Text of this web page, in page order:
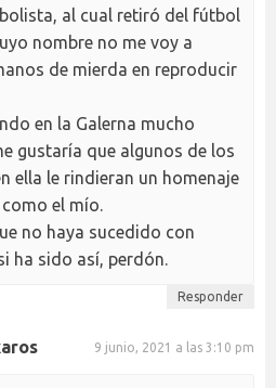
al cual retiró del fútbol
nombre no me voy a
de mierda en reproducir
en la Galerna mucho
gustaría que algunos de los
ella le rindieran un homenaje
el mío.
no haya sucedido con
ha sido así, perdón.
Responder
9 junio, 2021 a las 3:10 pm